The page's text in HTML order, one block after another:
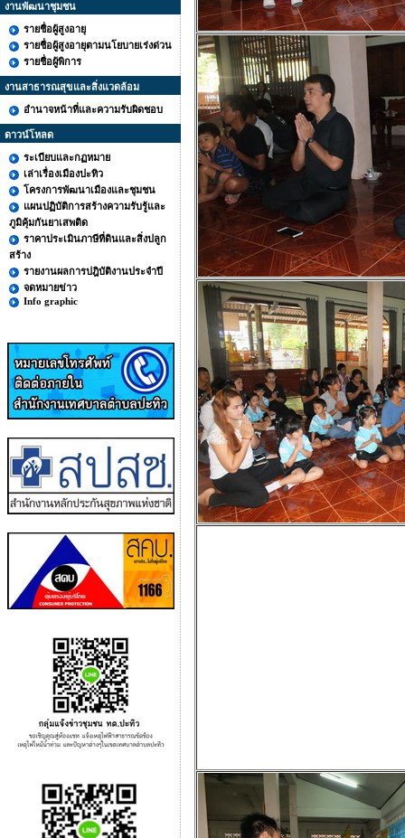
งานพัฒนาชุมชน
รายชื่อผู้สูงอายุ
รายชื่อผู้สูงอายุตามนโยบายเร่งด่วน
รายชื่อผู้พิการ
งานสาธารณสุขและสิ่งแวดล้อม
อำนาจหน้าที่และความรับผิดชอบ
ดาวน์โหลด
ระเบียบและกฏหมาย
เล่าเรื่องเมืองปะทิว
โครงการพัฒนาเมืองและชุมชน
แผนปฏิบัติการสร้างความรับรู้และ
ภูมิคุ้มกันยาเสพติด
ราคาประเมินภาษีที่ดินและสิ่งปลูก
สร้าง
รายงานผลการปฎิบัติงานประจำปี
จดหมายข่าว
Info graphic